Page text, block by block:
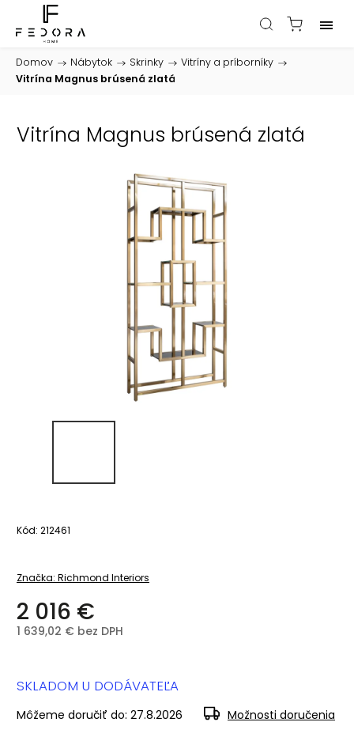
Domov / Nábytok / Skrinky / Vitríny a príborníky /
Vitrína Magnus brúsená zlatá
Vitrína Magnus brúsená zlatá
Kód: 212461
Značka: Richmond Interiors
2 016 €
1 639,02 € bez DPH
SKLADOM U DODÁVATEĽA
Môžeme doručiť do: 27.8.2026 Možnosti doručenia